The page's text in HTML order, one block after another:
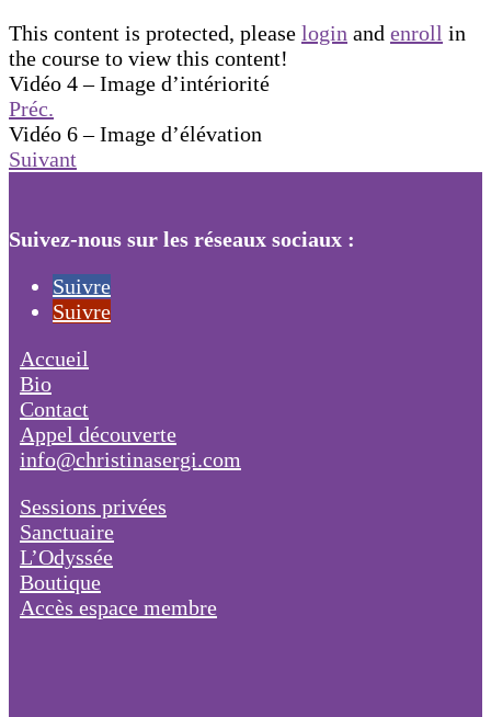
This content is protected, please login and enroll in
the course to view this content!
Vidéo 4 – Image d’intériorité
Préc.
Vidéo 6 – Image d’élévation
Suivant
Suivez-nous sur les réseaux sociaux :
Suivre
Suivre
Accueil
Bio
Contact
Appel découverte
info@christinasergi.com
Sessions privées
Sanctuaire
L’Odyssée
Boutique
Accès espace membre